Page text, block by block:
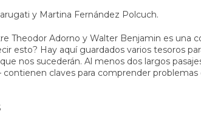
y Martina Fernández Polcuch.
Theodor Adorno y Walter Benjamin es una
esto? Hay aquí guardados varios tesoros
nos sucederán. Al menos dos largos
claves para comprender problemas